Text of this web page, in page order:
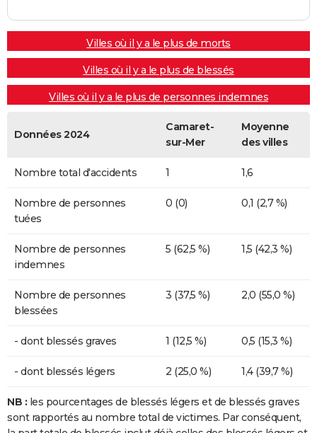
Villes où il y a le plus de morts
Villes où il y a le plus de blessés
Villes où il y a le plus de personnes indemnes
Données 2024
Camaret-
sur-Mer
Moyenne
des villes
Nombre total d'accidents 1 1,6
Nombre de personnes
tuées
0 (0) 0,1 (2,7 %)
Nombre de personnes
indemnes
5 (62,5 %) 1,5 (42,3 %)
Nombre de personnes
blessées
3 (37,5 %) 2,0 (55,0 %)
- dont blessés graves 1 (12,5 %) 0,5 (15,3 %)
- dont blessés légers 2 (25,0 %) 1,4 (39,7 %)
NB : les pourcentages de blessés légers et de blessés graves
sont rapportés au nombre total de victimes. Par conséquent,